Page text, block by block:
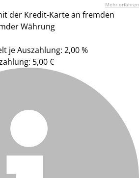
Mehr erfahren
der Kredit-Karte an fremden
Währung
je Auszahlung: 2,00 %
5,00 €